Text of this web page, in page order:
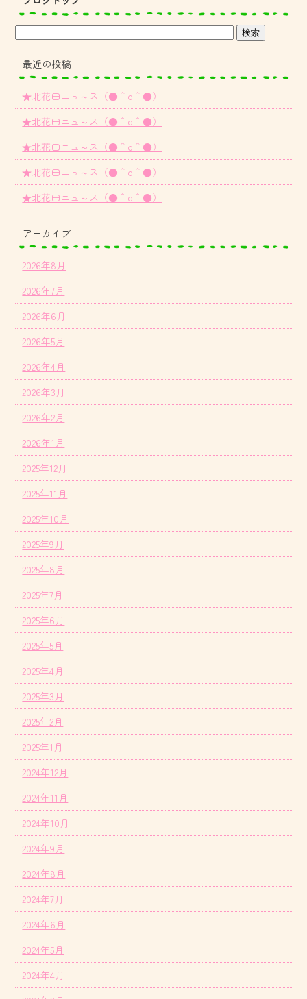
最近の投稿
★北花田ニュ～ス（●＾o＾●）
★北花田ニュ～ス（●＾o＾●）
★北花田ニュ～ス（●＾o＾●）
★北花田ニュ～ス（●＾o＾●）
★北花田ニュ～ス（●＾o＾●）
アーカイブ
2026年8月
2026年7月
2026年6月
2026年5月
2026年4月
2026年3月
2026年2月
2026年1月
2025年12月
2025年11月
2025年10月
2025年9月
2025年8月
2025年7月
2025年6月
2025年5月
2025年4月
2025年3月
2025年2月
2025年1月
2024年12月
2024年11月
2024年10月
2024年9月
2024年8月
2024年7月
2024年6月
2024年5月
2024年4月